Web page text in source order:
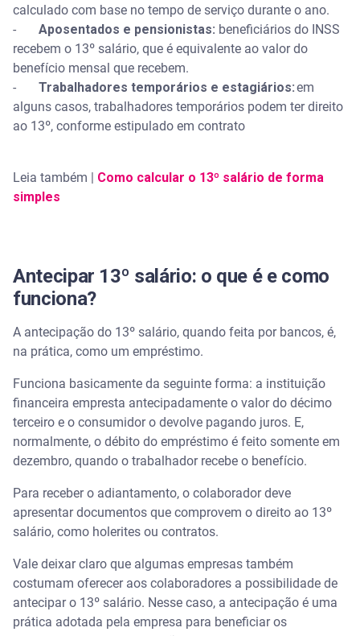
calculado com base no tempo de serviço durante o ano.
- Aposentados e pensionistas: beneficiários do INSS
recebem o 13º salário, que é equivalente ao valor do
benefício mensal que recebem.
- Trabalhadores temporários e estagiários:em
alguns casos, trabalhadores temporários podem ter direito
ao 13º, conforme estipulado em contrato
Leia também | Como calcular o 13º salário de forma
simples
Antecipar 13º salário: o que é e como
funciona?
A antecipação do 13º salário, quando feita por bancos, é,
na prática, como um empréstimo.
Funciona basicamente da seguinte forma: a instituição
financeira empresta antecipadamente o valor do décimo
terceiro e o consumidor o devolve pagando juros. E,
normalmente, o débito do empréstimo é feito somente em
dezembro, quando o trabalhador recebe o benefício.
Para receber o adiantamento, o colaborador deve
apresentar documentos que comprovem o direito ao 13º
salário, como holerites ou contratos.
Vale deixar claro que algumas empresas também
costumam oferecer aos colaboradores a possibilidade de
antecipar o 13º salário. Nesse caso, a antecipação é uma
prática adotada pela empresa para beneficiar os